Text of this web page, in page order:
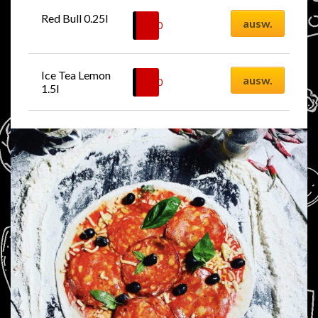
Red Bull 0.25l
4.50 ausw.
Ice Tea Lemon
1.5l
7.00 ausw.